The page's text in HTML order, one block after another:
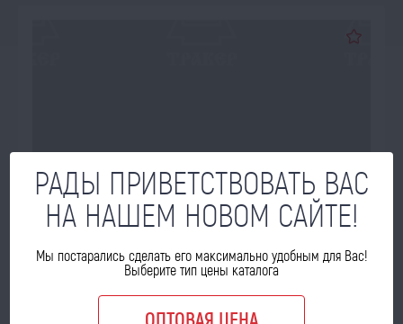
РАДЫ ПРИВЕТСТВОВАТЬ ВАС
НА НАШЕМ НОВОМ САЙТЕ!
Мы постарались сделать его максимально удобным для Вас!
Выберите тип цены каталога
ОПТОВАЯ ЦЕНА